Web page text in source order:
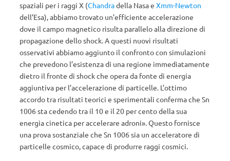
spaziali per i raggi X (Chandradella Nasa e Xmm-Newton
dell’Esa), abbiamo trovato un’efficiente accelerazione
dove il campo magnetico risulta parallelo alla direzione di
propagazione dello shock. A questi nuovi risultati
osservativi abbiamo aggiunto il confronto con simulazioni
che prevedono l’esistenza di una regione immediatamente
dietro il fronte di shock che opera da fonte di energia
aggiuntiva per l’accelerazione di particelle. L’ottimo
accordo tra risultati teorici e sperimentali conferma che Sn
1006 sta cedendo tra il 10 e il 20 per cento della sua
energia cinetica per accelerare adroni». Questo fornisce
una prova sostanziale che Sn 1006 sia un acceleratore di
particelle cosmico, capace di produrre raggi cosmici.